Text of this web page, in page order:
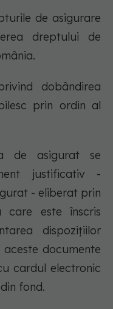
de asigurare
dreptului de
dobândirea
prin ordin al
de asigurat se
justificativ -
- eliberat prin
este înscris
dispoziţiilor
documente
cardul electronic
fond.